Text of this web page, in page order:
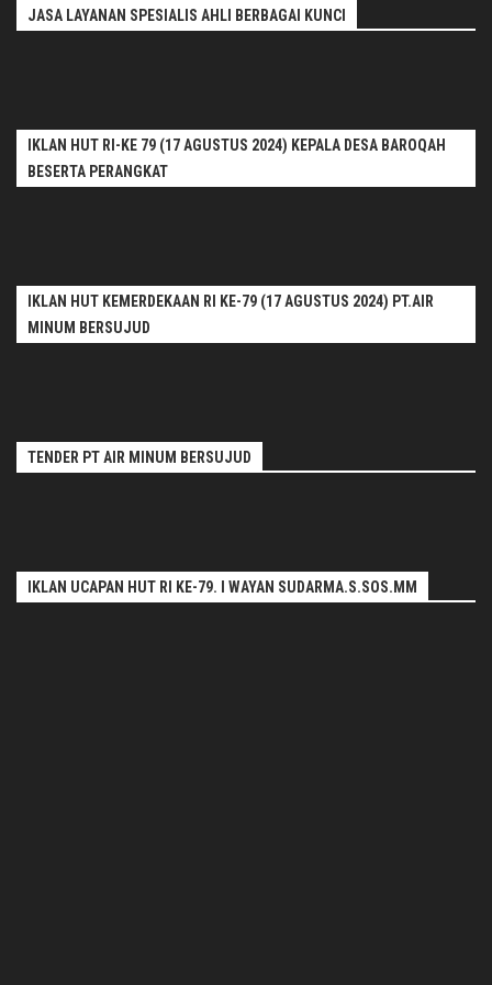
JASA LAYANAN SPESIALIS AHLI BERBAGAI KUNCI
IKLAN HUT RI-KE 79 (17 AGUSTUS 2024) KEPALA DESA BAROQAH
BESERTA PERANGKAT
IKLAN HUT KEMERDEKAAN RI KE-79 (17 AGUSTUS 2024) PT.AIR
MINUM BERSUJUD
TENDER PT AIR MINUM BERSUJUD
IKLAN UCAPAN HUT RI KE-79. I WAYAN SUDARMA.S.SOS.MM